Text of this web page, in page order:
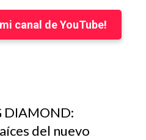
canal de YouTube!
DIAMOND:
del nuevo